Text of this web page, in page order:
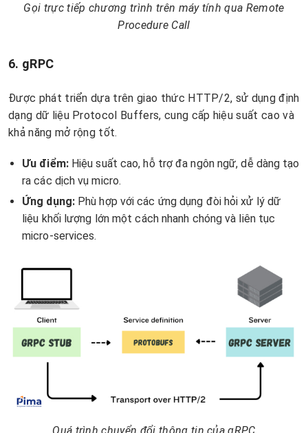
Gọi trực tiếp chương trình trên máy tính qua Remote
Procedure Call
6. gRPC
Được phát triển dựa trên giao thức HTTP/2, sử dụng định
dạng dữ liệu Protocol Buffers, cung cấp hiệu suất cao và
khả năng mở rộng tốt.
Ưu điểm:Hiệu suất cao, hỗ trợ đa ngôn ngữ, dễ dàng tạo
ra các dịch vụ micro.
Ứng dụng:Phù hợp với các ứng dụng đòi hỏi xử lý dữ
liệu khối lượng lớn một cách nhanh chóng và liên tục
micro-services.